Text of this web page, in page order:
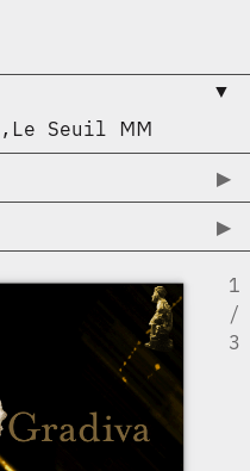
▼︎
, Le Seuil MM
▶︎
▶︎
1
/
3